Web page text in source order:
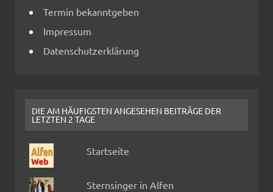
Termin bekanntgeben
Impressum
Datenschutzerklärung
DIE AM HÄUFIGSTEN ANGESEHEN BEITRÄGE DER
LETZTEN 2 TAGE
Startseite
Sternsinger in Alfen